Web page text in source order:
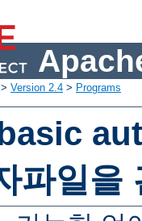
> Version 2.4 > Programs
파일을